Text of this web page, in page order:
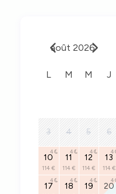
août 2026
L M M J
3 4 5 6
10
114 €
4
11
114 €
4
12
114 €
4
13
114 €
4
17
4
18
4
19
4
20
4